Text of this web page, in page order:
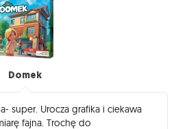
Domek
super. Urocza grafika i ciekawa
fajna. Trochę do